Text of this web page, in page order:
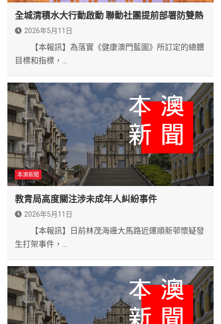
全城清積水大行動啟動 聯動社團提前部署防雙熱
2026年5月11日
【本報訊】為落實《健康澳門藍圖》所訂定的總體
目標和指標，…
本澳新聞
教青局高度關注涉未成年人糾紛事件
2026年5月11日
【本報訊】日前林茂海邊大馬路近運順新邨懷疑發
生打架事件，…